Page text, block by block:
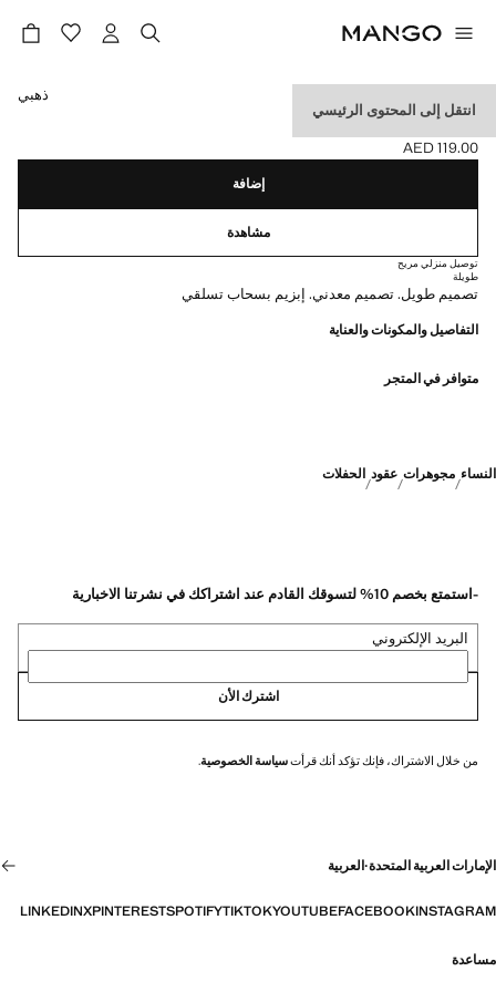
انتقل إلى المحتوى الرئيسي
قلادة سلسلة طويلة
السعر الحالي [AED 119.00 ]
AED 119.00
حدد اللون
ذهبي
إضافة
مشاهدة
توصيل منزلي مريح
طويلة
تصميم طويل. تصميم معدني. إبزيم بسحاب تسلقي
التفاصيل والمكونات والعناية
متوافر في المتجر
النساء مجوهرات عقود الحفلات
-استمتع بخصم 10% لتسوقك القادم عند اشتراكك في نشرتنا الاخبارية
البريد الإلكتروني
اشترك الأن
من خلال الاشتراك، فإنك تؤكد أنك قرأتسياسة الخصوصية.
الإمارات العربية المتحدة·العربية
INSTAGRAM
FACEBOOK
YOUTUBE
TIKTOK
SPOTIFY
PINTEREST
X
LINKEDIN
مساعدة